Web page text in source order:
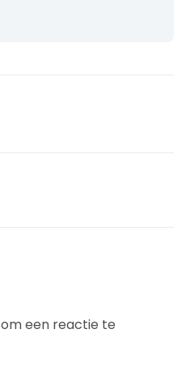
om een reactie te